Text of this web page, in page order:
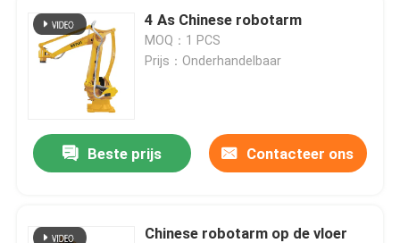
4 As Chinese robotarm
MOQ：1 PCS
Prijs：Onderhandelbaar
Beste prijs Contacteer ons
Chinese robotarm op de vloer